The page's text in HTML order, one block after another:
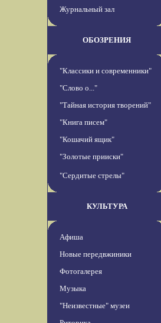
Журнальный зал
ОБОЗРЕНИЯ
"Классики и современники"
"Слово о..."
"Тайная история творений"
"Книга писем"
"Кошачий ящик"
"Золотые прииски"
"Сердитые стрелы"
КУЛЬТУРА
Афиша
Новые передвжиники
Фотогалерея
Музыка
"Неизвестные" музеи